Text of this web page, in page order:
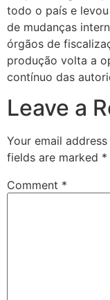
todo o país e
de mudanças
órgãos de
produção volta a
contínuo das
Leave a
Your email
fields are marked *
Comment *